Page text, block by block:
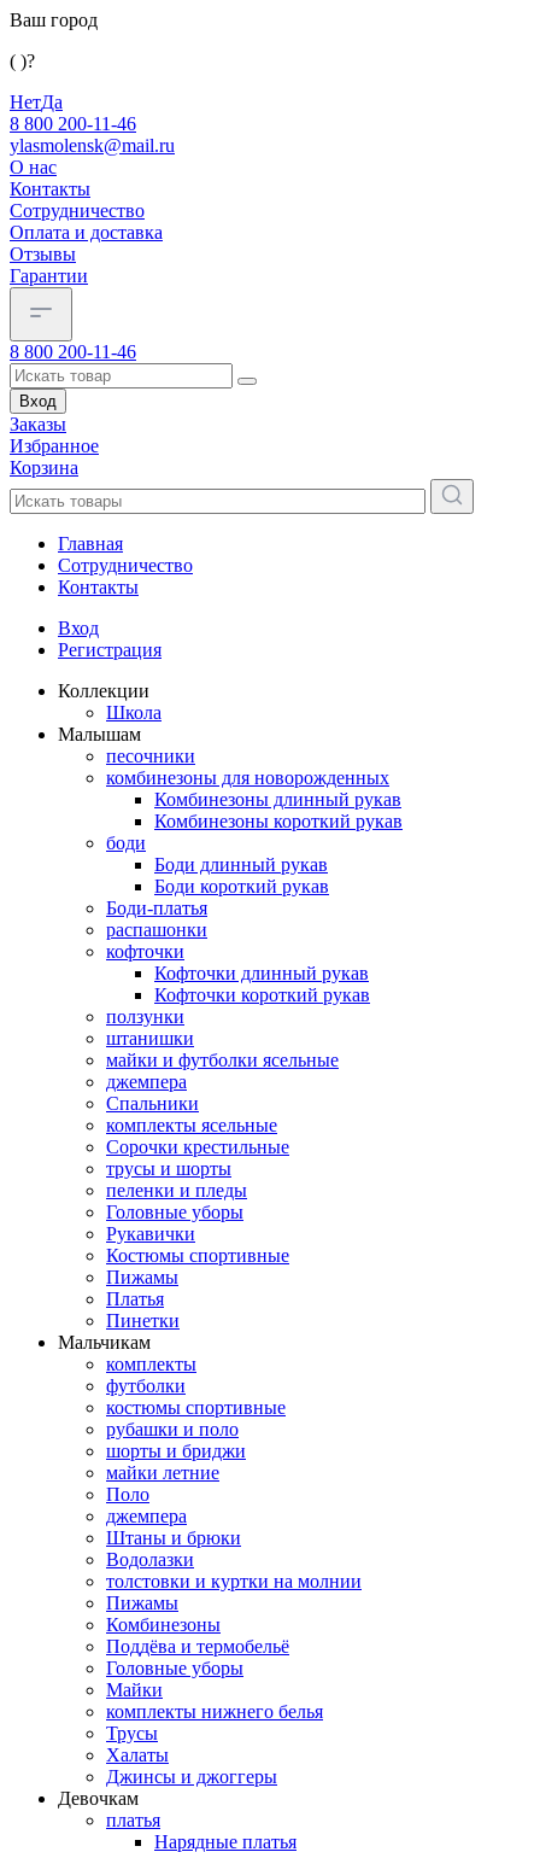
Ваш город
( )?
НетДа
8 800 200-11-46
ylasmolensk@mail.ru
О нас
Контакты
Сотрудничество
Оплата и доставка
Отзывы
Гарантии
8 800 200-11-46
Вход
Заказы
Избранное
Корзина
Главная
Сотрудничество
Контакты
Вход
Регистрация
Коллекции
Школа
Малышам
песочники
комбинезоны для новорожденных
Комбинезоны длинный рукав
Комбинезоны короткий рукав
боди
Боди длинный рукав
Боди короткий рукав
Боди-платья
распашонки
кофточки
Кофточки длинный рукав
Кофточки короткий рукав
ползунки
штанишки
майки и футболки ясельные
джемпера
Спальники
комплекты ясельные
Сорочки крестильные
трусы и шорты
пеленки и пледы
Головные уборы
Рукавички
Костюмы спортивные
Пижамы
Платья
Пинетки
Мальчикам
комплекты
футболки
костюмы спортивные
рубашки и поло
шорты и бриджи
майки летние
Поло
джемпера
Штаны и брюки
Водолазки
толстовки и куртки на молнии
Пижамы
Комбинезоны
Поддёва и термобельё
Головные уборы
Майки
комплекты нижнего белья
Трусы
Халаты
Джинсы и джоггеры
Девочкам
платья
Нарядные платья